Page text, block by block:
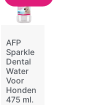
AFP
Sparkle
Dental
Water
Voor
Honden
475 ml.